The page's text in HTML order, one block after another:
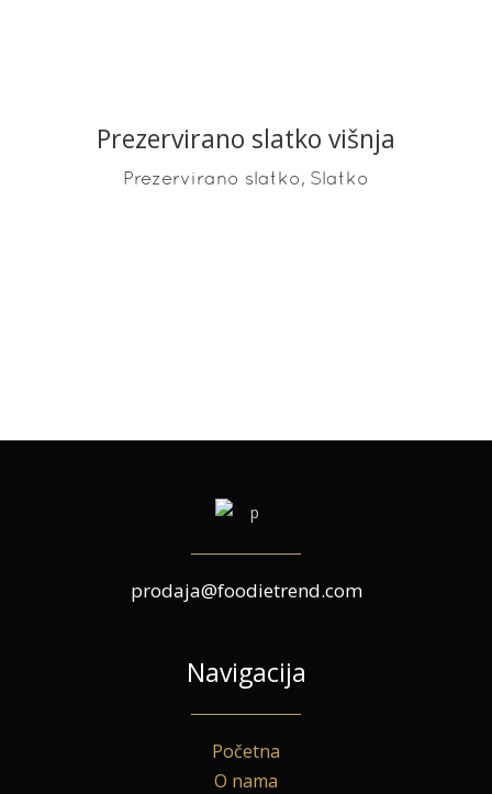
READ MORE
Prezervirano slatko višnja
Prezervirano slatko, Slatko
prodaja@foodietrend.com
Navigacija
Početna
O nama